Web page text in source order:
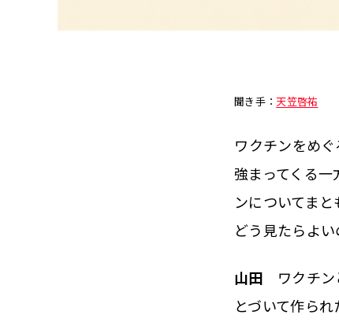
聞き手：天笠啓祐
――ワクチンを
強まってくる
ンについてま
どう見たらよ
山田 ワクチン
とづいて作ら